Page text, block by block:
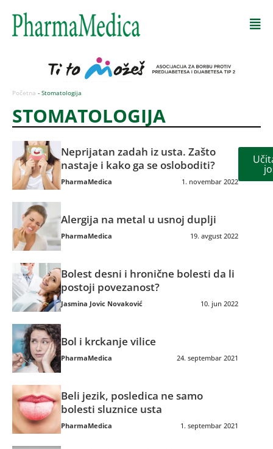
Početna - Stomatologija
STOMATOLOGIJA
Neprijatan zadah iz usta. Zašto
nastaje i kako ga se osloboditi?
PharmaMedica 1. novembar 2022
Alergija na metal u usnoj duplji
PharmaMedica 19. avgust 2022
Bolest desni i hronične bolesti da li
postoji povezanost?
Jasmina Jovic Novaković 10. jun 2022
Bol i krckanje vilice
PharmaMedica 24. septembar 2021
Beli jezik, posledica ne samo
bolesti sluznice usta
PharmaMedica 1. septembar 2021